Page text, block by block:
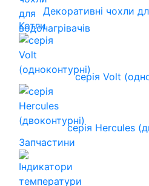
Декоративні чохли
Котли
серія Volt
серія Hercules
Запчастини